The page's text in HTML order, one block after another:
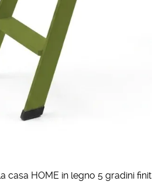
casa HOME in legno 5 gradini